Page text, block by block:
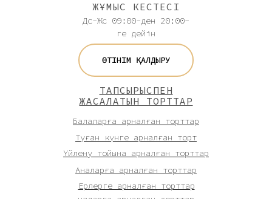
ТАПСЫРЫСПЕН
ЖАСАЛАТЫН ТОРТТАР
Балаларға арналған торттар
Туған күнге арналған торт
Үйлену тойына арналған торттар
ӨТІНІМ ҚАЛДЫРУ
Аналарға арналған торттар
Ерлерге арналған торттар
ЖҰМЫС КЕСТЕСІ
Дс-Жс 09:00-ден 20:00-
ге дейін